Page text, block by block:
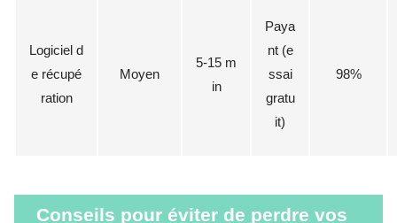
Logiciel d
e récupé
ration
Moyen
5-15 m
in
Paya
nt (e
ssai
gratu
it)
98%
Conseils pour éviter de perdre vos